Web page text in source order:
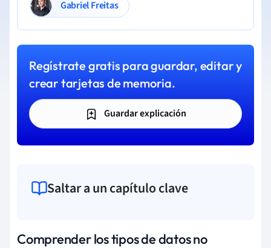
Gabriel Freitas
Regístrate gratis para guardar, editar y
crear tarjetas de memoria.
Guardar explicación
Saltar a un capítulo clave
Comprender los tipos de datos no